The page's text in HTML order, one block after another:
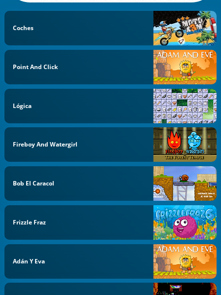
Coches
Point And Click
Lógica
Fireboy And Watergirl
Bob El Caracol
Frizzle Fraz
Adán Y Eva